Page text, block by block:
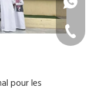
pour les
+ 86-22-